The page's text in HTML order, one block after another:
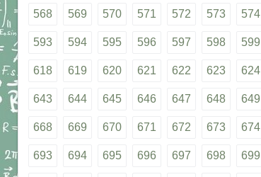
568 569 570 571 572 573 574
593 594 595 596 597 598 599
618 619 620 621 622 623 624
643 644 645 646 647 648 649
668 669 670 671 672 673 674
693 694 695 696 697 698 699